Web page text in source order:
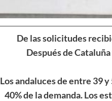
De las solicitudes
Después de
Los andaluces de entre 39
40% de la demanda. Los